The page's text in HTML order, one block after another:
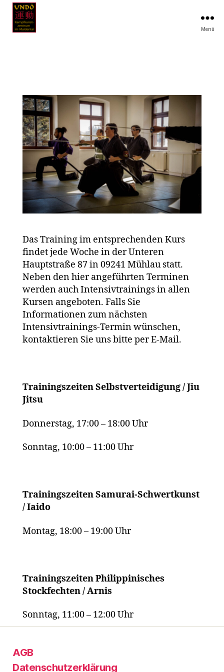
Menü
Das Training im entsprechenden Kurs
findet jede Woche in der Unteren
Hauptstraße 87 in 09241 Mühlau statt.
Neben den hier angeführten Terminen
werden auch Intensivtrainings in allen
Kursen angeboten. Falls Sie
Informationen zum nächsten
Intensivtrainings-Termin wünschen,
kontaktieren Sie uns bitte per E-Mail.
Trainingszeiten Selbstverteidigung / Jiu
Jitsu
Donnerstag, 17:00 – 18:00 Uhr
Sonntag, 10:00 – 11:00 Uhr
Trainingszeiten Samurai-Schwertkunst
/ Iaido
Montag, 18:00 – 19:00 Uhr
Trainingszeiten Philippinisches
Stockfechten / Arnis
Sonntag, 11:00 – 12:00 Uhr
AGB
Datenschutzerklärung